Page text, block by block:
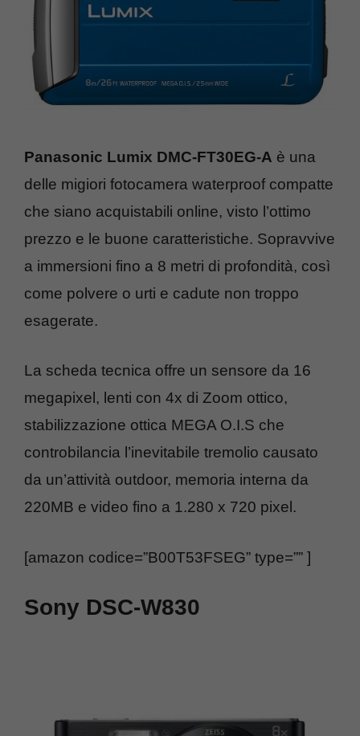
Panasonic Lumix DMC-FT30EG-A è una
delle migiori fotocamera waterproof compatte
che siano acquistabili online, visto l’ottimo
prezzo e le buone caratteristiche. Sopravvive
a immersioni fino a 8 metri di profondità, così
come polvere o urti e cadute non troppo
esagerate.
La scheda tecnica offre un sensore da 16
megapixel, lenti con 4x di Zoom ottico,
stabilizzazione ottica MEGA O.I.S che
controbilancia l’inevitabile tremolio causato
da un’attività outdoor, memoria interna da
220MB e video fino a 1.280 x 720 pixel.
[amazon codice=”B00T53FSEG” type=”” ]
Sony DSC-W830